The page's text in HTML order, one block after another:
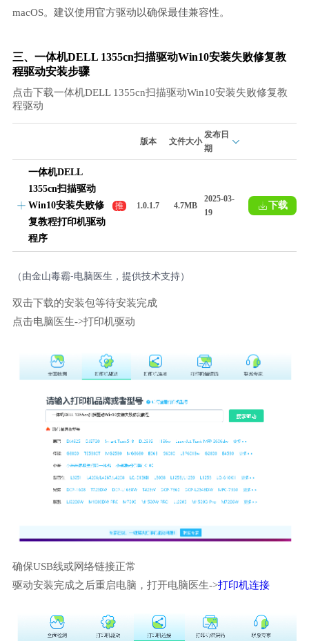
macOS。建议使用官方驱动以确保最佳兼容性。
三、一体机DELL 1355cn扫描驱动Win10安装失败修复教
程驱动安装步骤
点击下载一体机DELL 1355cn扫描驱动Win10安装失败修复教
程驱动
版本 文件大小
发布日
期
一体机DELL
1355cn扫描驱动
Win10安装失败修
复教程打印机驱动
程序
推
荐
1.0.1.7 4.7MB
2025-03-
19
下载
（由金山毒霸-电脑医生，提供技术支持）
双击下载的安装包等待安装完成
点击电脑医生->打印机驱动
确保USB线或网络链接正常
驱动安装完成之后重启电脑，打开电脑医生->打印机连接